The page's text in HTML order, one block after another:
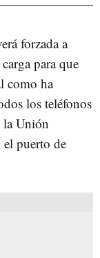
forzada a
para que
como ha
los teléfonos
la Unión
el puerto de